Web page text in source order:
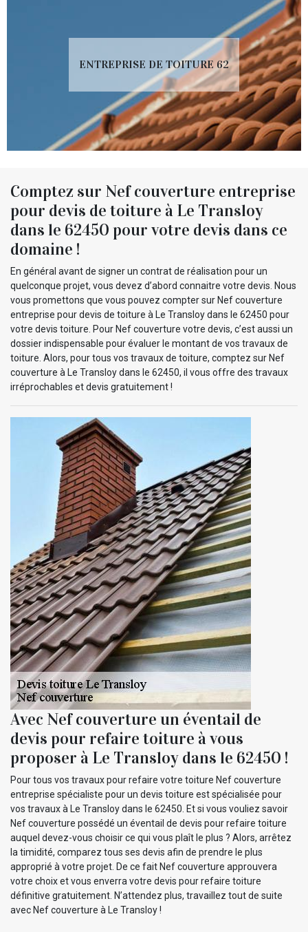
ENTREPRISE DE TOITURE 62
Comptez sur Nef couverture entreprise
pour devis de toiture à Le Transloy
dans le 62450 pour votre devis dans ce
domaine !
En général avant de signer un contrat de réalisation pour un
quelconque projet, vous devez d’abord connaitre votre devis. Nous
vous promettons que vous pouvez compter sur Nef couverture
entreprise pour devis de toiture à Le Transloy dans le 62450 pour
votre devis toiture. Pour Nef couverture votre devis, c’est aussi un
dossier indispensable pour évaluer le montant de vos travaux de
toiture. Alors, pour tous vos travaux de toiture, comptez sur Nef
couverture à Le Transloy dans le 62450, il vous offre des travaux
irréprochables et devis gratuitement !
Avec Nef couverture un éventail de
devis pour refaire toiture à vous
proposer à Le Transloy dans le 62450 !
Pour tous vos travaux pour refaire votre toiture Nef couverture
entreprise spécialiste pour un devis toiture est spécialisée pour
vos travaux à Le Transloy dans le 62450. Et si vous vouliez savoir
Nef couverture possédé un éventail de devis pour refaire toiture
auquel devez-vous choisir ce qui vous plaît le plus ? Alors, arrêtez
la timidité, comparez tous ses devis afin de prendre le plus
approprié à votre projet. De ce fait Nef couverture approuvera
votre choix et vous enverra votre devis pour refaire toiture
définitive gratuitement. N’attendez plus, travaillez tout de suite
avec Nef couverture à Le Transloy !